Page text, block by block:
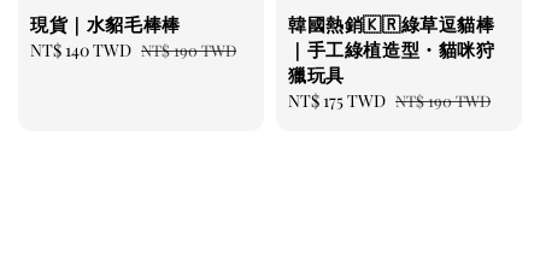
現貨｜水貂毛棒棒
Sale
NT$ 140 TWD Regular
NT$ 190 TWD
韓國熱銷🇰🇷綠草逗貓棒
｜手工綠植造型・貓咪狩
獵玩具
Sale
NT$ 175 TWD Regular
NT$ 190 TWD